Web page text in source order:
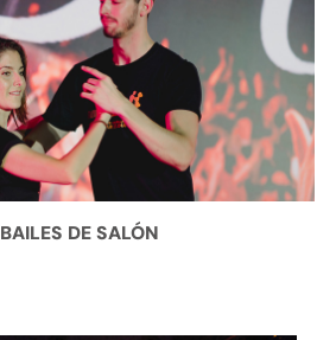
BAILES DE SALÓN